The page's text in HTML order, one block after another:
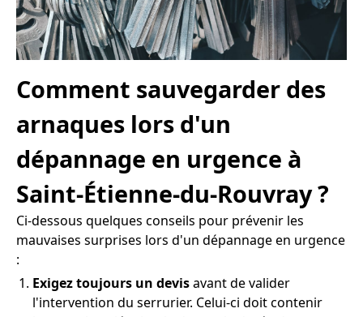
Comment sauvegarder des
arnaques lors d'un
dépannage en urgence à
Saint-Étienne-du-Rouvray ?
Ci-dessous quelques conseils pour prévenir les
mauvaises surprises lors d'un dépannage en urgence
:
Exigez toujours un devisavant de valider
l'intervention du serrurier. Celui-ci doit contenir